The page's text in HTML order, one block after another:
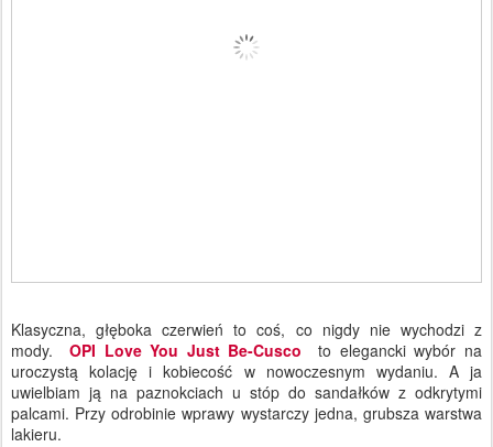
Klasyczna, głęboka czerwień to coś, co nigdy nie wychodzi z
mody.
OPI Love You Just Be-Cusco to elegancki wybór na
uroczystą kolację i kobiecość w nowoczesnym wydaniu. A ja
uwielbiam ją na paznokciach u stóp do sandałków z odkrytymi
palcami. Przy odrobinie wprawy wystarczy jedna, grubsza warstwa
lakieru.